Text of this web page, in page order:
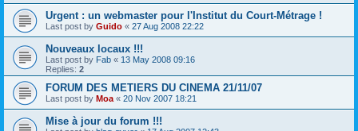
Urgent : un webmaster pour l'Institut du Court-Métrage !
Last post by Guido « 27 Aug 2008 22:22
Nouveaux locaux !!!
Last post by Fab « 13 May 2008 09:16
Replies: 2
FORUM DES METIERS DU CINEMA 21/11/07
Last post by Moa « 20 Nov 2007 18:21
Mise à jour du forum !!!